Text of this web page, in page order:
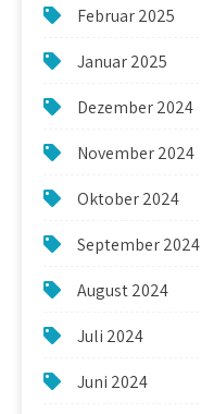
Februar 2025
Januar 2025
Dezember 2024
November 2024
Oktober 2024
September 2024
August 2024
Juli 2024
Juni 2024